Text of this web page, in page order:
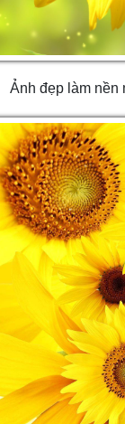
Ảnh đẹp làm